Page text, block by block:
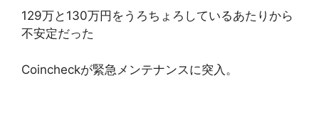
129万と130万円をうろちょろしているあたりから
不安定だった
Coincheckが緊急メンテナンスに突入。